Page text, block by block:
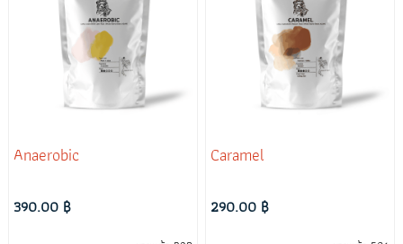
Anaerobic
390.00 ฿
Caramel
290.00 ฿